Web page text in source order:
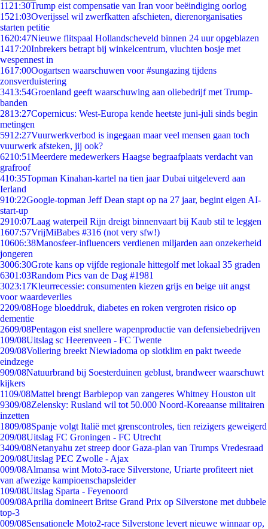
11 21:30Trump eist compensatie van Iran voor beëindiging oorlog
1521:03Overijssel wil zwerfkatten afschieten, dierenorganisaties
starten petitie
1620:47Nieuwe flitspaal Hollandscheveld binnen 24 uur opgeblazen
1417:20Inbrekers betrapt bij winkelcentrum, vluchten bosje met
wespennest in
1617:00Oogartsen waarschuwen voor #sungazing tijdens
zonsverduistering
3413:54Groenland geeft waarschuwing aan oliebedrijf met Trump-
banden
2813:27Copernicus: West-Europa kende heetste juni-juli sinds begin
metingen
5912:27Vuurwerkverbod is ingegaan maar veel mensen gaan toch
vuurwerk afsteken, jij ook?
6210:51Meerdere medewerkers Haagse begraafplaats verdacht van
grafroof
410:35Topman Kinahan-kartel na tien jaar Dubai uitgeleverd aan
Ierland
910:22Google-topman Jeff Dean stapt op na 27 jaar, begint eigen AI-
start-up
2910:07Laag waterpeil Rijn dreigt binnenvaart bij Kaub stil te leggen
1607:57VrijMiBabes #316 (not very sfw!)
10606:38Manosfeer-influencers verdienen miljarden aan onzekerheid
jongeren
3006:30Grote kans op vijfde regionale hittegolf met lokaal 35 graden
6301:03Random Pics van de Dag #1981
3023:17Kleurrecessie: consumenten kiezen grijs en beige uit angst
voor waardeverlies
2209/08Hoge bloeddruk, diabetes en roken vergroten risico op
dementie
2609/08Pentagon eist snellere wapenproductie van defensiebedrijven
109/08Uitslag sc Heerenveen - FC Twente
209/08Vollering breekt Niewiadoma op slotklim en pakt tweede
eindzege
909/08Natuurbrand bij Soesterduinen geblust, brandweer waarschuwt
kijkers
1109/08Mattel brengt Barbiepop van zangeres Whitney Houston uit
9309/08Zelensky: Rusland wil tot 50.000 Noord-Koreaanse militairen
inzetten
1809/08Spanje volgt Italië met grenscontroles, tien reizigers geweigerd
209/08Uitslag FC Groningen - FC Utrecht
3409/08Netanyahu zet streep door Gaza-plan van Trumps Vredesraad
209/08Uitslag PEC Zwolle - Ajax
009/08Almansa wint Moto3-race Silverstone, Uriarte profiteert niet
van afwezige kampioenschapsleider
109/08Uitslag Sparta - Feyenoord
009/08Aprilia domineert Britse Grand Prix op Silverstone met dubbele
top-3
009/08Sensationele Moto2-race Silverstone levert nieuwe winnaar op,